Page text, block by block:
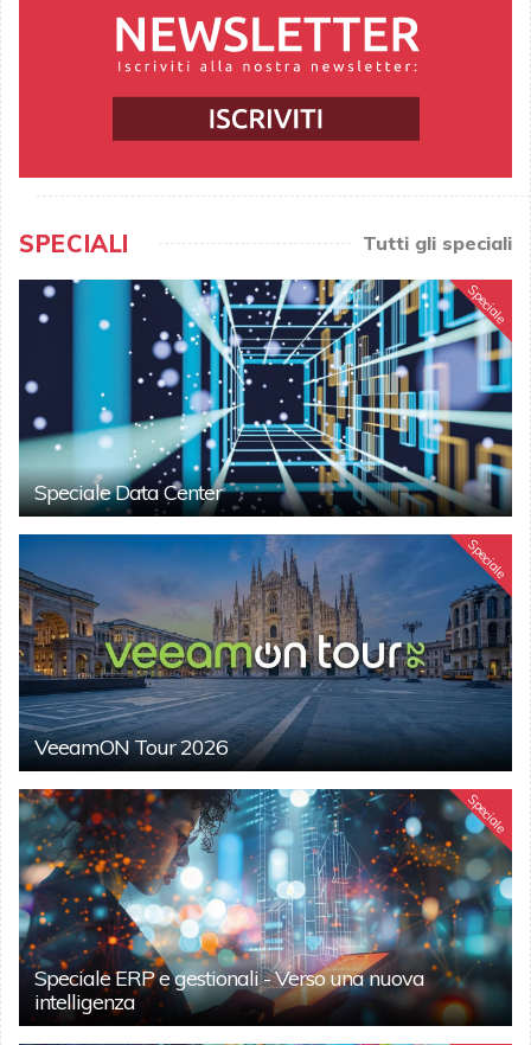
SPECIALI Tutti gli speciali
Speciale
Speciale Data Center
Speciale
VeeamON Tour 2026
Speciale
Speciale ERP e gestionali - Verso una nuova
intelligenza